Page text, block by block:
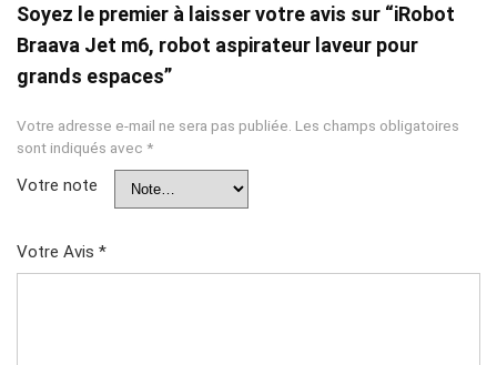
Soyez le premier à laisser votre avis sur “iRobot
Braava Jet m6, robot aspirateur laveur pour
grands espaces”
Votre adresse e-mail ne sera pas publiée. Les champs obligatoires
sont indiqués avec *
Votre note
Votre Avis *